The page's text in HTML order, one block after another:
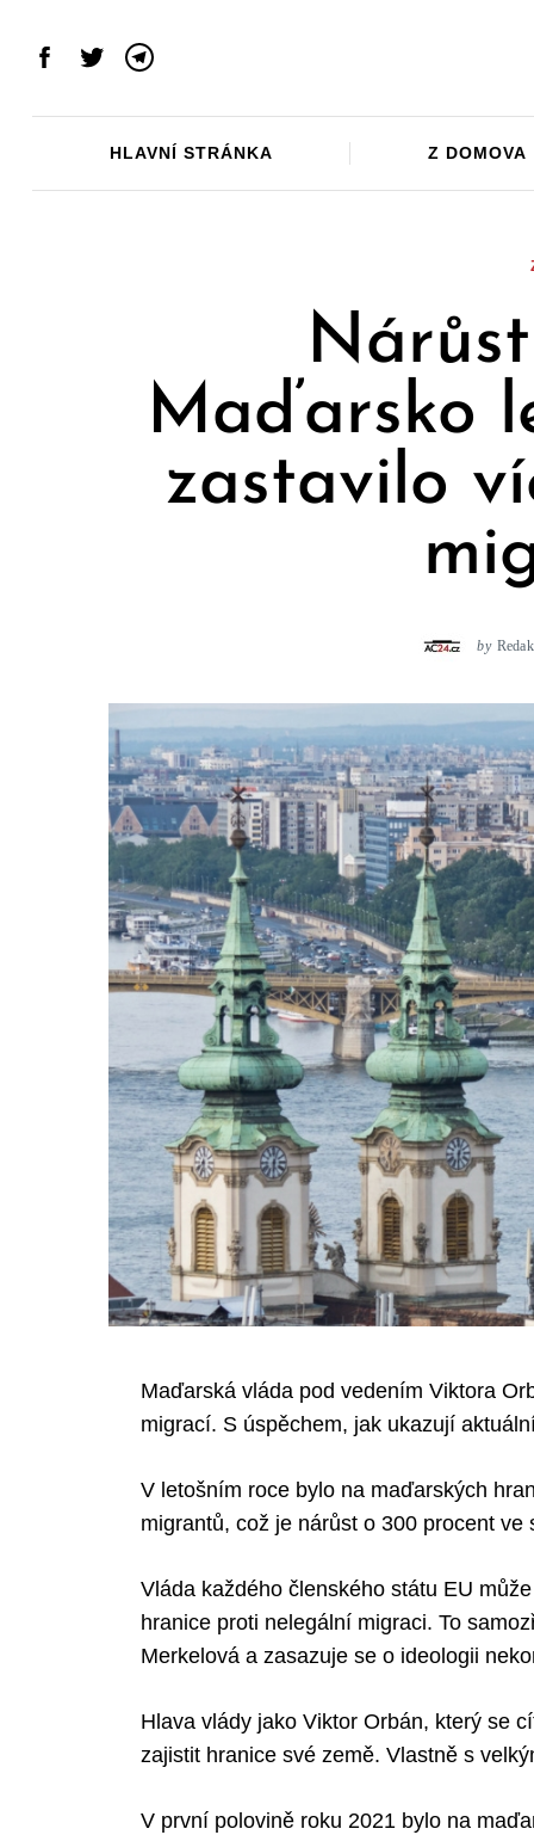
Facebook
TwitterTelegram
HLAVNÍ STRÁNKA Z DOMOVA
Maďarsko
zastavilo
by
Maďarská vláda pod vedením Viktora
migrací. S úspěchem, jak ukazují
V letošním roce bylo na maďarských
migrantů, což je nárůst o 300 procent
Vláda každého členského státu EU
hranice proti nelegální migraci. To
Merkelová a zasazuje se o ideologii
Hlava vlády jako Viktor Orbán, který se
zajistit hranice své země. Vlastně s
V první polovině roku 2021 bylo na